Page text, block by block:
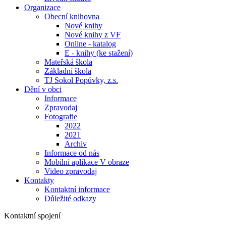
Organizace
Obecní knihovna
Nové knihy
Nové knihy z VF
Online - katalog
E - knihy (ke stažení)
Mateřská škola
Základní škola
TJ Sokol Popůvky, z.s.
Dění v obci
Informace
Zpravodaj
Fotografie
2022
2021
Archiv
Informace od nás
Mobilní aplikace V obraze
Video zpravodaj
Kontakty
Kontaktní informace
Důležité odkazy
Kontaktní spojení